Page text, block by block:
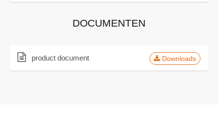
DOCUMENTEN
product document Downloads